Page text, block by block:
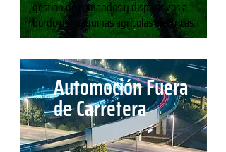
gestión de comandos y dispositivos a
bordo de máquinas agrícolas eléctricas.
Automoción Fuera
de Carretera